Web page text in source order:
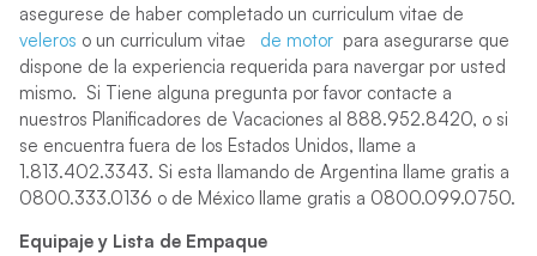
asegurese de haber completado un curriculum vitae de
veleros o un curriculum vitae de motor para asegurarse que
dispone de la experiencia requerida para navergar por usted
mismo. Si Tiene alguna pregunta por favor contacte a
nuestros Planificadores de Vacaciones al 888.952.8420, o si
se encuentra fuera de los Estados Unidos, llame a
1.813.402.3343. Si esta llamando de Argentina llame gratis a
0800.333.0136 o de México llame gratis a 0800.099.0750.
Equipaje y Lista de Empaque